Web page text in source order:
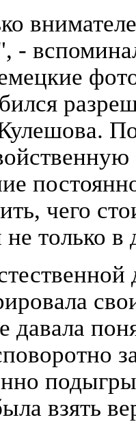
-
чего
не только в
давала
взять